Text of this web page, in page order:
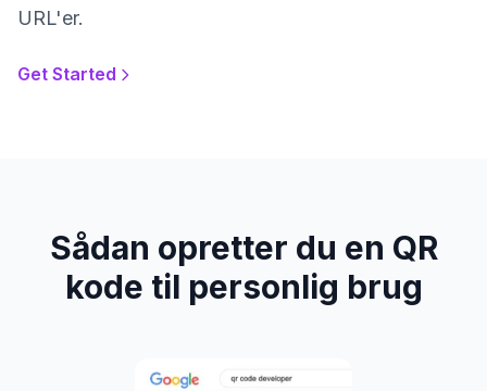
URL'er.
Get Started
Sådan opretter du en QR
kode til personlig brug